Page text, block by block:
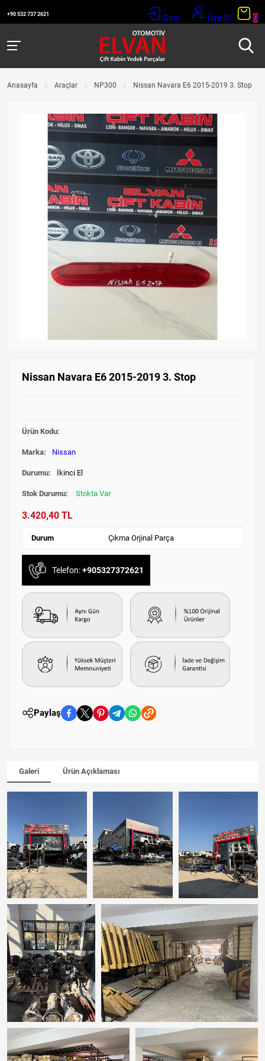
+90 532 737 2621 Giriş Üye Ol 0
Anasayfa Araçlar NP300 Nissan Navara E6 2015-2019 3. Stop
Nissan Navara E6 2015-2019 3. Stop
Ürün Kodu:
Marka: Nissan
Durumu: İkinci El
Stok Durumu: Stokta Var
3.420,40 TL
Durum Çıkma Orjinal Parça
Telefon:+905327372621
Paylaş
Galeri Ürün Açıklaması